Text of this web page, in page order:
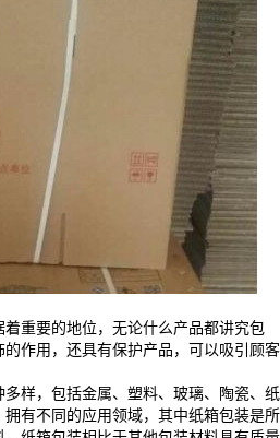
重要的地位，无论什么产品都讲究包
作用，还具有保护产品，可以吸引顾客
样，包括金属、塑料、玻璃、陶瓷、纸
有不同的应用领域，其中纸箱包装是所